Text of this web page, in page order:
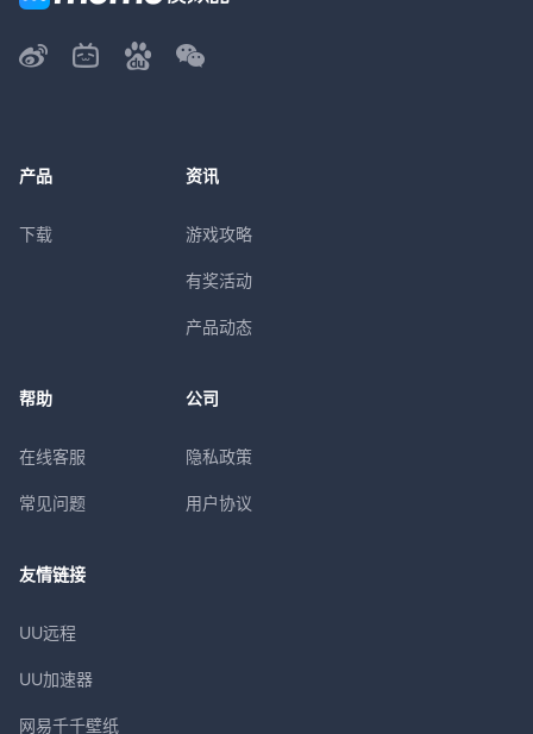
产品
下载
资讯
游戏攻略
有奖活动
产品动态
帮助
在线客服
常见问题
公司
隐私政策
用户协议
友情链接
UU远程
UU加速器
网易千千壁纸